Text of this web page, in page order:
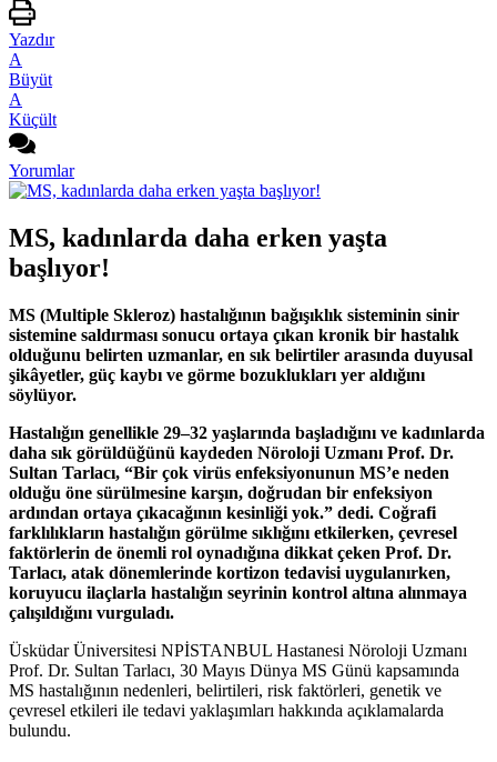
Yazdır
A
Büyüt
A
Küçült
Yorumlar
MS, kadınlarda daha erken yaşta
başlıyor!
MS (Multiple Skleroz) hastalığının bağışıklık sisteminin sinir
sistemine saldırması sonucu ortaya çıkan kronik bir hastalık
olduğunu belirten uzmanlar, en sık belirtiler arasında duyusal
şikâyetler, güç kaybı ve görme bozuklukları yer aldığını
söylüyor.
Hastalığın genellikle 29–32 yaşlarında başladığını ve kadınlarda
daha sık görüldüğünü kaydeden Nöroloji Uzmanı Prof. Dr.
Sultan Tarlacı, “Bir çok virüs enfeksiyonunun MS’e neden
olduğu öne sürülmesine karşın, doğrudan bir enfeksiyon
ardından ortaya çıkacağının kesinliği yok.” dedi. Coğrafi
farklılıkların hastalığın görülme sıklığını etkilerken, çevresel
faktörlerin de önemli rol oynadığına dikkat çeken Prof. Dr.
Tarlacı, atak dönemlerinde kortizon tedavisi uygulanırken,
koruyucu ilaçlarla hastalığın seyrinin kontrol altına alınmaya
çalışıldığını vurguladı.
Üsküdar Üniversitesi NPİSTANBUL Hastanesi Nöroloji Uzmanı
Prof. Dr. Sultan Tarlacı, 30 Mayıs Dünya MS Günü kapsamında
MS hastalığının nedenleri, belirtileri, risk faktörleri, genetik ve
çevresel etkileri ile tedavi yaklaşımları hakkında açıklamalarda
bulundu.